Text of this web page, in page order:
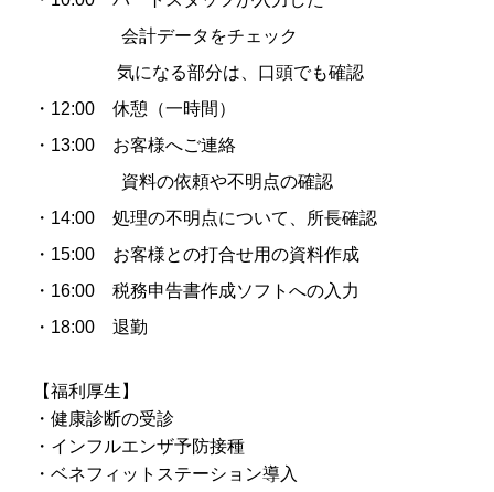
会計データをチェック
気になる部分は、口頭でも確認
・ 12:00 休憩（一時間）
・ 13:00 お客様へご連絡
資料の依頼や不明点の確認
・ 14:00 処理の不明点について、所長確認
・ 15:00 お客様との打合せ用の資料作成
・ 16:00 税務申告書作成ソフトへの入力
・ 18:00 退勤
【福利厚生】
・健康診断の受診
・インフルエンザ予防接種
・ベネフィットステーション導入